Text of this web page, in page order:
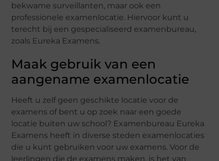
bekwame surveillanten, maar ook een
professionele examenlocatie. Hiervoor kunt u
terecht bij een gespecialiseerd examenbureau,
zoals Eureka Examens.
Maak gebruik van een
aangename examenlocatie
Heeft u zelf geen geschikte locatie voor de
examens of bent u op zoek naar een goede
locatie buiten uw school? Examenbureau Eureka
Examens heeft in diverse steden examenlocaties
die u kunt gebruiken voor uw examens. Voor de
leerlingen die de examens maken, is het van